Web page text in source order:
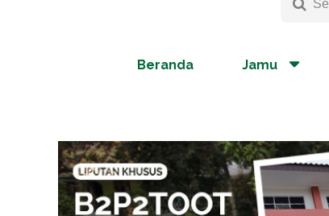
Beranda Jamu